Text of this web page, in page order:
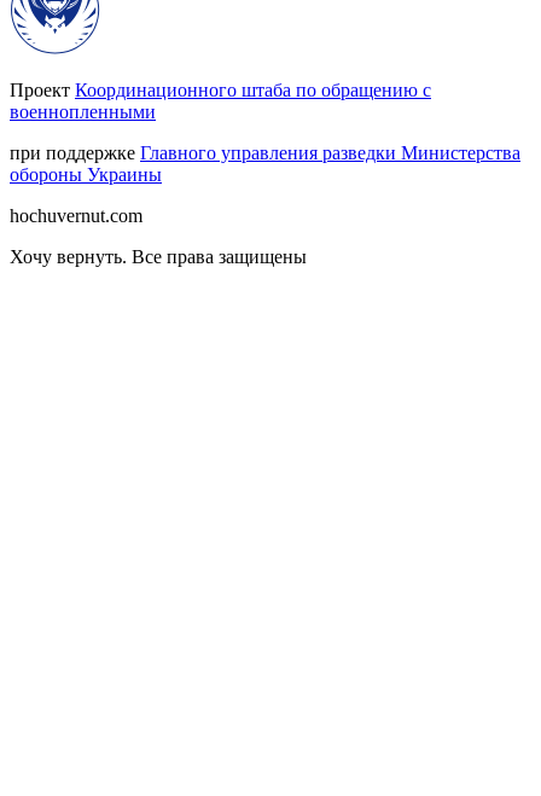
Проект Координационного штаба по обращению с
военнопленными
при поддержке Главного управления разведки Министерства
обороны Украины
hochuvernut.com
Хочу вернуть. Все права защищены